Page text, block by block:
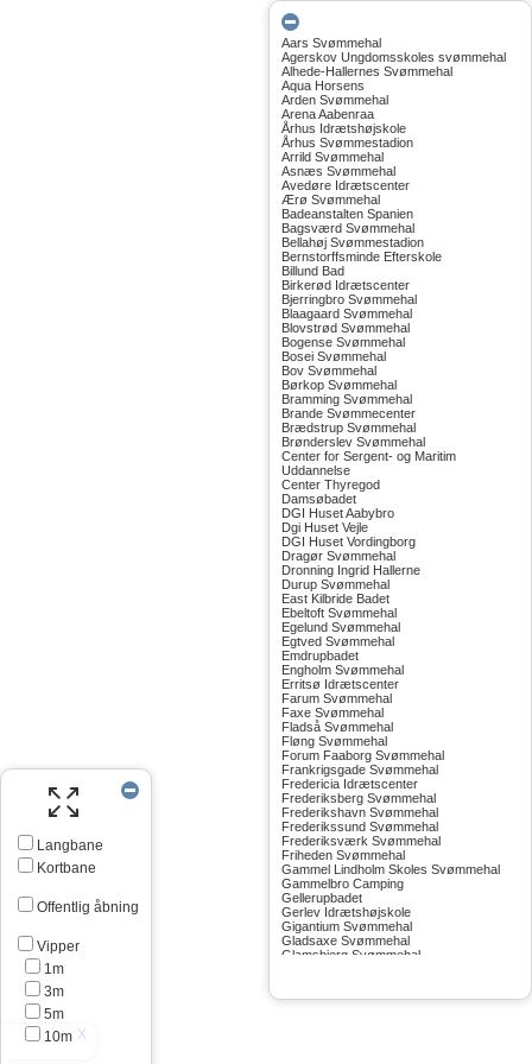
Langbane
Kortbane
Offentlig åbning
Vipper
1m
3m
5m
10m
Aars Svømmehal
Agerskov Ungdomsskoles svømmehal
Alhede-Hallernes Svømmehal
Aqua Horsens
Arden Svømmehal
Arena Aabenraa
Århus Idrætshøjskole
Århus Svømmestadion
Arrild Svømmehal
Asnæs Svømmehal
Avedøre Idrætscenter
Ærø Svømmehal
Badeanstalten Spanien
Bagsværd Svømmehal
Bellahøj Svømmestadion
Bernstorffsminde Efterskole
Billund Bad
Birkerød Idrætscenter
Bjerringbro Svømmehal
Blaagaard Svømmehal
Blovstrød Svømmehal
Bogense Svømmehal
Bosei Svømmehal
Bov Svømmehal
Børkop Svømmehal
Bramming Svømmehal
Brande Svømmecenter
Brædstrup Svømmehal
Brønderslev Svømmehal
Center for Sergent- og Maritim
Uddannelse
Center Thyregod
Damsøbadet
DGI Huset Aabybro
Dgi Huset Vejle
DGI Huset Vordingborg
Dragør Svømmehal
Dronning Ingrid Hallerne
Durup Svømmehal
East Kilbride Badet
Ebeltoft Svømmehal
Egelund Svømmehal
Egtved Svømmehal
Emdrupbadet
Engholm Svømmehal
Erritsø Idrætscenter
Farum Svømmehal
Faxe Svømmehal
Fladså Svømmehal
Fløng Svømmehal
Forum Faaborg Svømmehal
Frankrigsgade Svømmehal
Fredericia Idrætscenter
Frederiksberg Svømmehal
Frederikshavn Svømmehal
Frederikssund Svømmehal
Frederiksværk Svømmehal
Friheden Svømmehal
Gammel Lindholm Skoles Svømmehal
Gammelbro Camping
Gellerupbadet
Gerlev Idrætshøjskole
Gigantium Svømmehal
Gladsaxe Svømmehal
Glamsbjerg Svømmehal
Greve Svømmehal